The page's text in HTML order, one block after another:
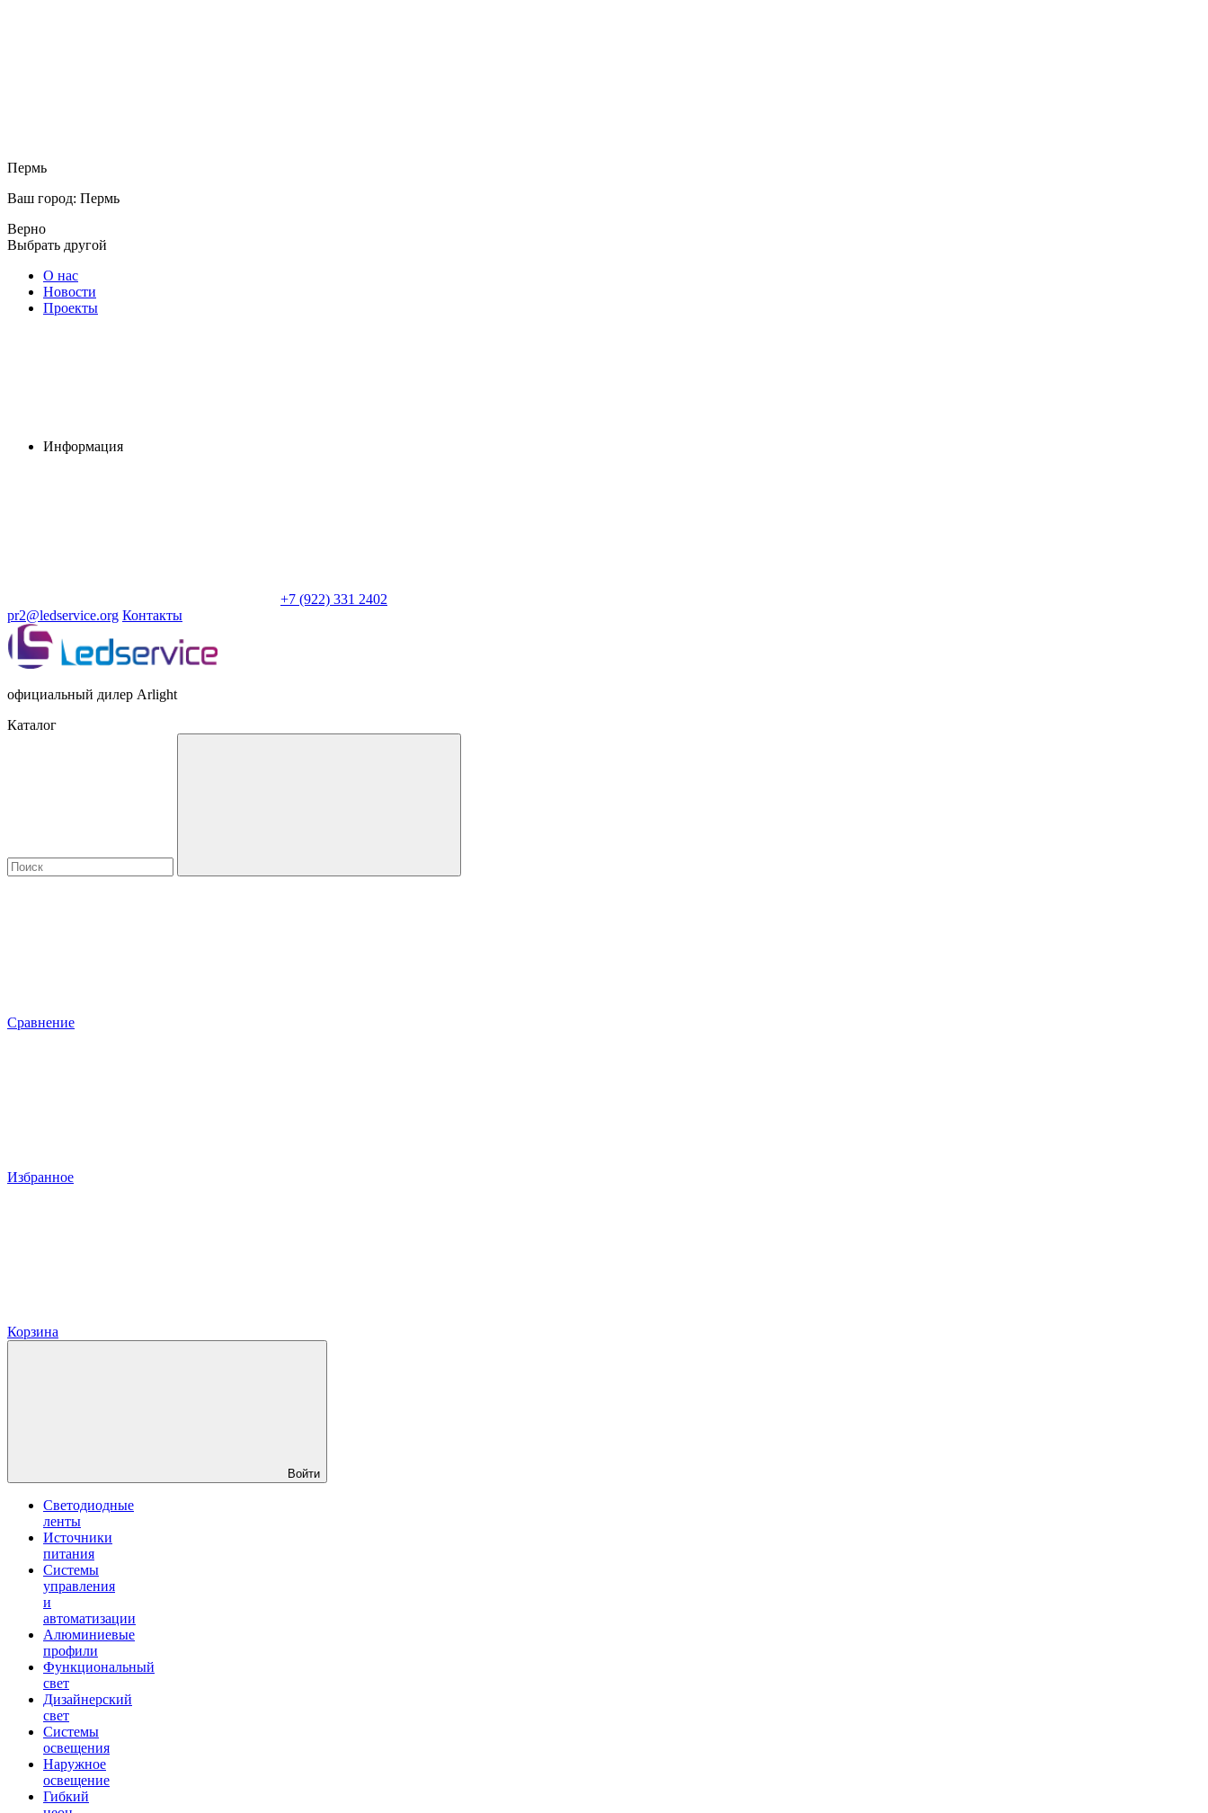
Пермь
Ваш город: Пермь
Верно
Выбрать другой
О нас
Новости
Проекты
Информация
+7 (922) 331 2402
pr2@ledservice.org Контакты
официальный дилер Arlight
Каталог
Сравнение
Избранное
Корзина
Войти
Светодиодные
ленты
Источники
питания
Системы
управления
и
автоматизации
Алюминиевые
профили
Функциональный
свет
Дизайнерский
свет
Системы
освещения
Наружное
освещение
Гибкий